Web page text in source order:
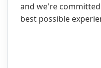
and we're
best possible